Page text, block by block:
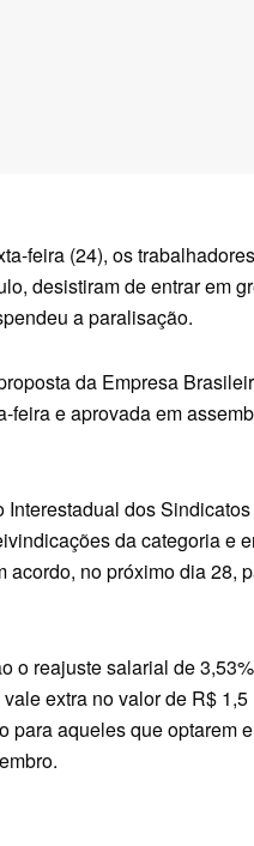
feira (24), os
desistiram de entrar em
a paralisação.
da Empresa
feira e aprovada em
dos
da categoria e
acordo, no próximo dia 28,
o reajuste salarial de
extra no valor de R$
para aqueles que optarem